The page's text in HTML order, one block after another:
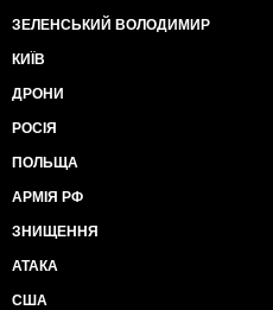
ЗЕЛЕНСЬКИЙ ВОЛОДИМИР
КИЇВ
ДРОНИ
РОСІЯ
ПОЛЬЩА
АРМІЯ РФ
ЗНИЩЕННЯ
АТАКА
США